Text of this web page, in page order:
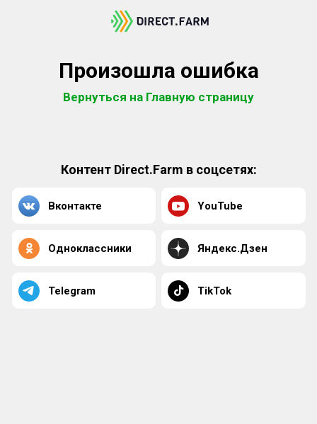
Произошла ошибка
Вернуться на Главную страницу
Контент Direct.Farm в соцсетях:
Вконтакте YouTube
Одноклассники Яндекс.Дзен
Telegram TikTok